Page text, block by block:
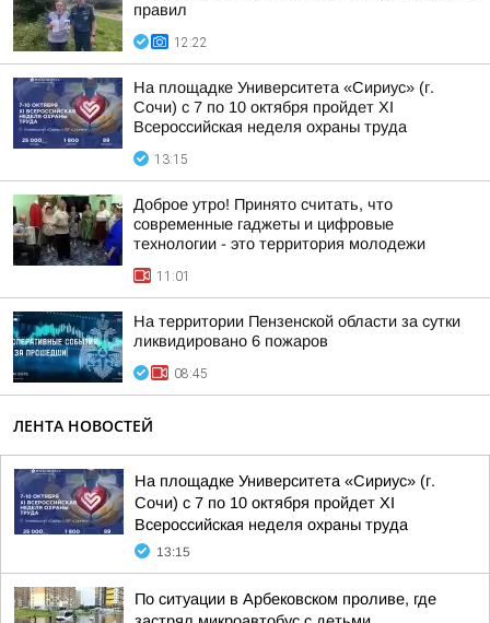
правил
12:22
На площадке Университета «Сириус» (г.
Сочи) с 7 по 10 октября пройдет XI
Всероссийская неделя охраны труда
13:15
Доброе утро! Принято считать, что
современные гаджеты и цифровые
технологии - это территория молодежи
11:01
На территории Пензенской области за сутки
ликвидировано 6 пожаров
08:45
ЛЕНТА НОВОСТЕЙ
На площадке Университета «Сириус» (г.
Сочи) с 7 по 10 октября пройдет XI
Всероссийская неделя охраны труда
13:15
По ситуации в Арбековском проливе, где